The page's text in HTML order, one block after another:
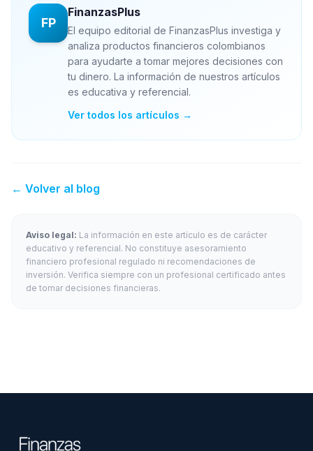
FP
FinanzasPlus
El equipo editorial de FinanzasPlus investiga y
analiza productos financieros colombianos
para ayudarte a tomar mejores decisiones con
tu dinero. La información de nuestros artículos
es educativa y referencial.
Ver todos los artículos →
← Volver al blog
Aviso legal: La información en este artículo es de carácter
educativo y referencial. No constituye asesoramiento
financiero profesional regulado ni recomendaciones de
inversión. Verifica siempre con un profesional certificado antes
de tomar decisiones financieras.